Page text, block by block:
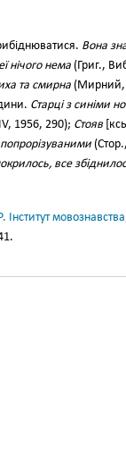
Вона
нічого нема (Григ.,
та смирна (Мирний,
Старці з синіми
1956, 290); Стояв
все
Інститут